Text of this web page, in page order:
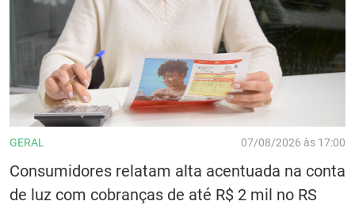
GERAL 07/08/2026 às 17:00
Consumidores relatam alta acentuada na conta
de luz com cobranças de até R$ 2 mil no RS